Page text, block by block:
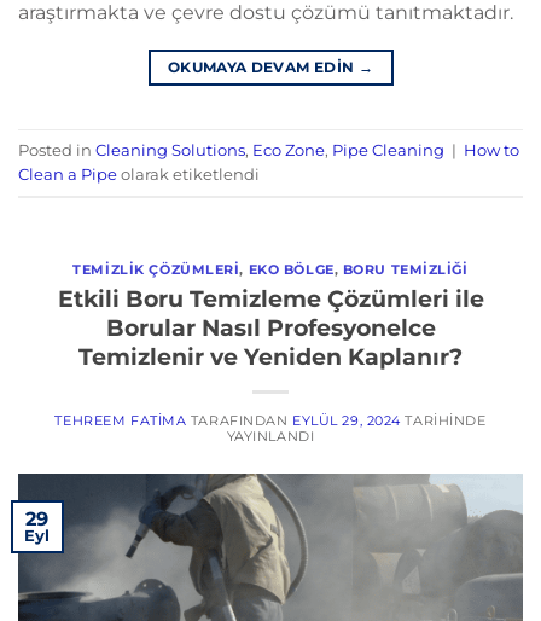
araştırmakta ve çevre dostu çözümü tanıtmaktadır.
OKUMAYA DEVAM EDIN →
Posted in Cleaning Solutions, Eco Zone, Pipe Cleaning | How to
Clean a Pipe olarak etiketlendi
TEMIZLIK ÇÖZÜMLERI, EKO BÖLGE, BORU TEMIZLIĞI
Etkili Boru Temizleme Çözümleri ile
Borular Nasıl Profesyonelce
Temizlenir ve Yeniden Kaplanır?
TEHREEM FATIMA TARAFINDAN EYLÜL 29, 2024 TARIHINDE
YAYINLANDI
29
Eyl